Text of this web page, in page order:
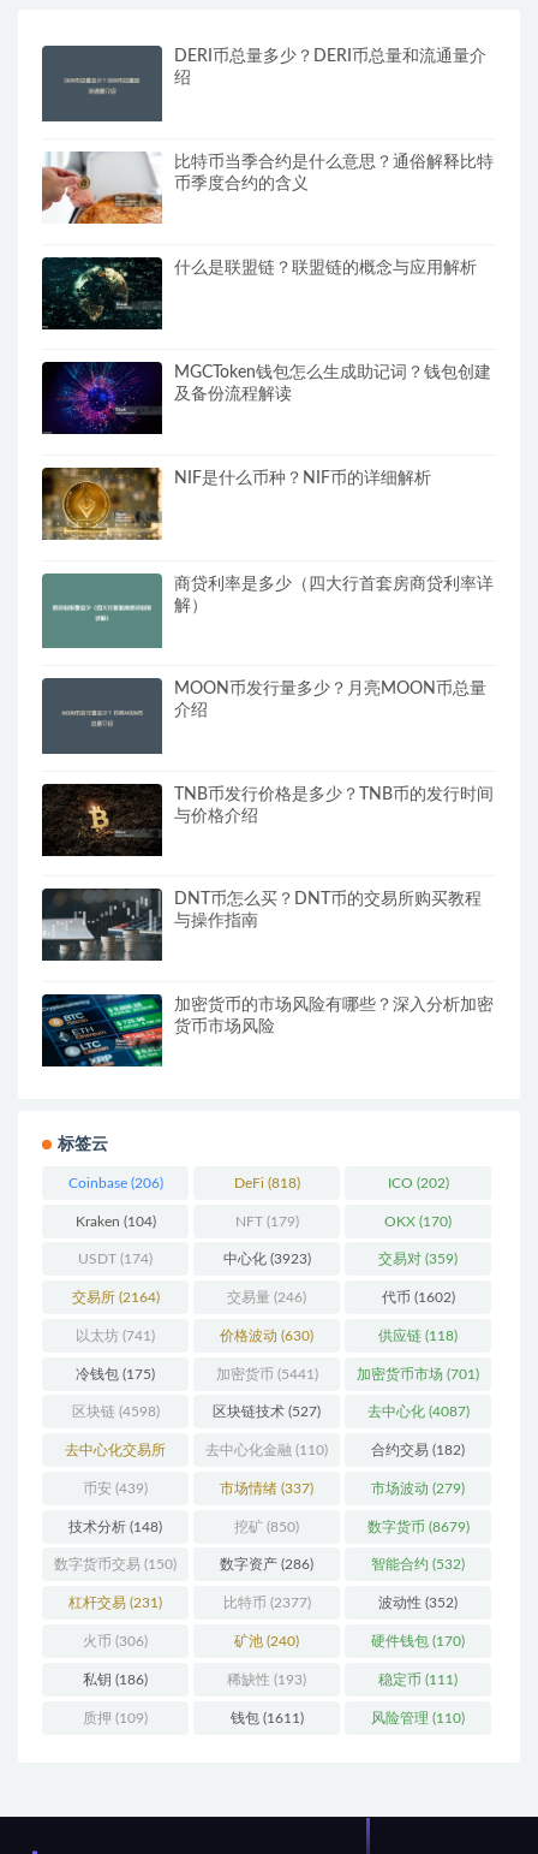
DERI币总量多少？DERI币总量和流通量介
绍
比特币当季合约是什么意思？通俗解释比特
币季度合约的含义
什么是联盟链？联盟链的概念与应用解析
MGCToken钱包怎么生成助记词？钱包创建
及备份流程解读
NIF是什么币种？NIF币的详细解析
商贷利率是多少（四大行首套房商贷利率详
解）
MOON币发行量多少？月亮MOON币总量
介绍
TNB币发行价格是多少？TNB币的发行时间
与价格介绍
DNT币怎么买？DNT币的交易所购买教程
与操作指南
加密货币的市场风险有哪些？深入分析加密
货币市场风险
标签云
Coinbase(206) DeFi (818) ICO (202)
Kraken (104) NFT(179) OKX (170)
USDT (174) 中心化(3923) 交易对 (359)
交易所(2164) 交易量 (246) 代币 (1602)
以太坊 (741) 价格波动 (630) 供应链 (118)
冷钱包 (175) 加密货币 (5441) 加密货币市场 (701)
区块链(4598) 区块链技术 (527) 去中心化(4087)
去中心化交易所
(196)
去中心化金融 (110) 合约交易 (182)
币安 (439) 市场情绪 (337) 市场波动 (279)
技术分析 (148) 挖矿 (850) 数字货币 (8679)
数字货币交易 (150) 数字资产 (286) 智能合约 (532)
杠杆交易 (231) 比特币 (2377) 波动性 (352)
火币 (306) 矿池 (240) 硬件钱包 (170)
私钥 (186) 稀缺性 (193) 稳定币 (111)
质押 (109) 钱包(1611) 风险管理 (110)